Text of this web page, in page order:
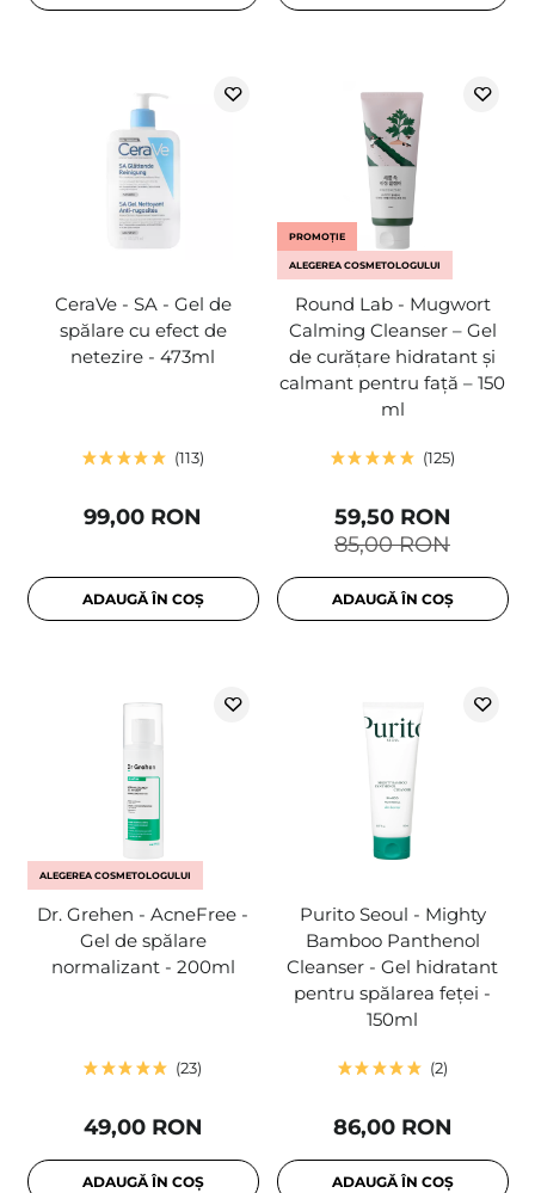
CeraVe - SA - Gel de
spălare cu efect de
netezire - 473ml
113
99,00 RON
ADAUGĂ ÎN COȘ
PROMOȚIE
ALEGEREA COSMETOLOGULUI
Round Lab - Mugwort
Calming Cleanser – Gel
de curățare hidratant și
calmant pentru față – 150
ml
125
85,00 RON
59,50 RON
ADAUGĂ ÎN COȘ
ALEGEREA COSMETOLOGULUI
Dr. Grehen - AcneFree -
Gel de spălare
normalizant - 200ml
23
49,00 RON
ADAUGĂ ÎN COȘ
Purito Seoul - Mighty
Bamboo Panthenol
Cleanser - Gel hidratant
pentru spălarea feței -
150ml
2
86,00 RON
ADAUGĂ ÎN COȘ